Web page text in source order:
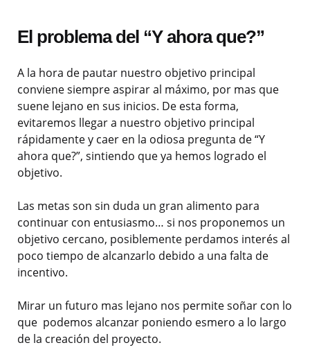
El problema del “Y ahora que?”
A la hora de pautar nuestro objetivo principal
conviene siempre aspirar al máximo, por mas que
suene lejano en sus inicios. De esta forma,
evitaremos llegar a nuestro objetivo principal
rápidamente y caer en la odiosa pregunta de “Y
ahora que?”, sintiendo que ya hemos logrado el
objetivo.
Las metas son sin duda un gran alimento para
continuar con entusiasmo… si nos proponemos un
objetivo cercano, posiblemente perdamos interés al
poco tiempo de alcanzarlo debido a una falta de
incentivo.
Mirar un futuro mas lejano nos permite soñar con lo
que podemos alcanzar poniendo esmero a lo largo
de la creación del proyecto.